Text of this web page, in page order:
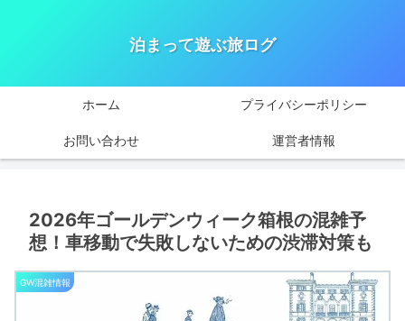
泊まって遊ぶ旅ログ
ホーム プライバシーポリシー
お問い合わせ 運営者情報
2026年ゴールデンウィーク箱根の混雑予
想！車移動で失敗しないための渋滞対策も
GW混雑情報